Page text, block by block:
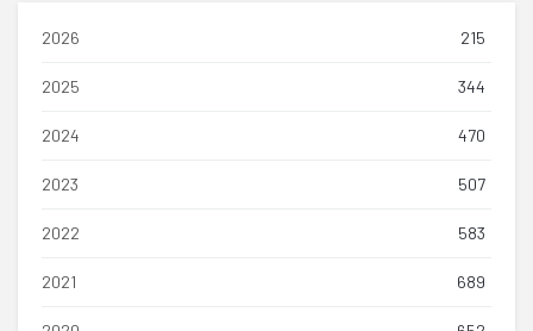
2026 215
2025 344
2024 470
2023 507
2022 583
2021 689